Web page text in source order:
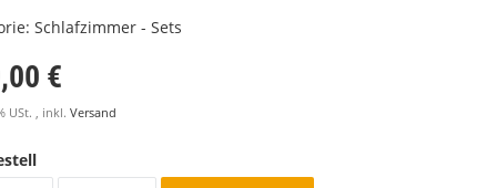
Schlafzimmer - Sets
€
USt. , inkl. Versand